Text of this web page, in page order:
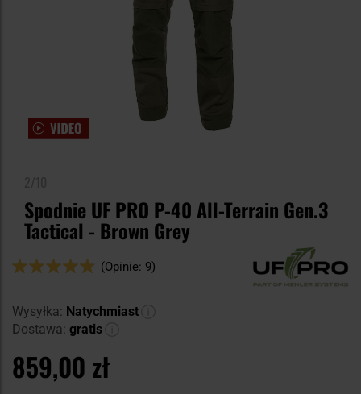
Spodnie UF PRO P-40 All-Terrain Gen.3
Tactical - Brown Grey
Ocena:
(Opinie: 9)
Wysyłka: Natychmiast
Dostawa: gratis
859,00 zł